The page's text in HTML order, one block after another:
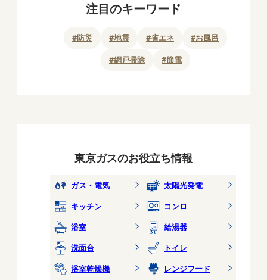
注目のキーワード
#防災 #地震 #省エネ #お風呂
#網戸掃除 #節電
東京ガスのお役立ち情報
ガス・電気
太陽光発電
キッチン
コンロ
浴室
給湯器
洗面台
トイレ
浴室乾燥機
レンジフード